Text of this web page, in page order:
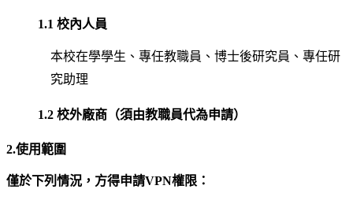
1.1 校內人員
本校在學學生、專任教職員、博士後研究員、專任研
究助理
1.2 校外廠商（須由教職員代為申請）
2.使用範圍
僅於下列情況，方得申請VPN權限：